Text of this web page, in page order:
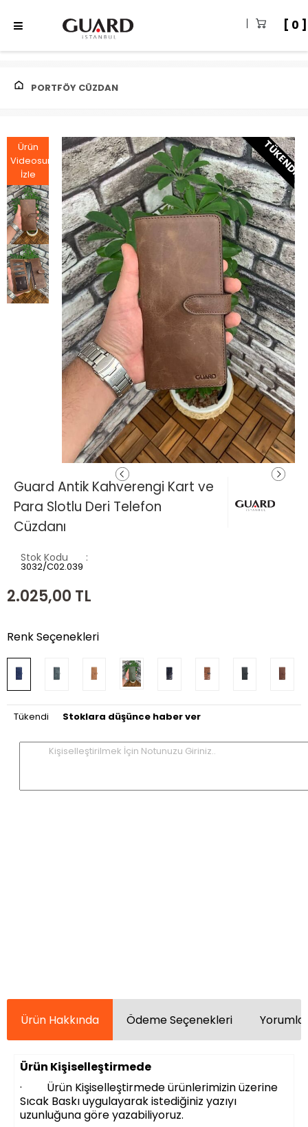
0
PORTFÖY CÜZDAN
Ürün
Videosunu
İzle
TÜKENDI
Guard Antik Kahverengi Kart ve
Para Slotlu Deri Telefon
Cüzdanı
Stok Kodu
3032/C02.039
2.025,00 TL
Renk Seçenekleri
Tükendi Stoklara düşünce haber ver
Kişiselleştirilmek İçin Notunuzu Giriniz..
Ürün Hakkında Ödeme Seçenekleri
Ürün Kişiselleştirmede
· Ürün Kişiselleştirmede ürünlerimizin üzerine
Sıcak Baskı uygulayarak istediğiniz yazıyı
uzunluğuna göre yazabiliyoruz.